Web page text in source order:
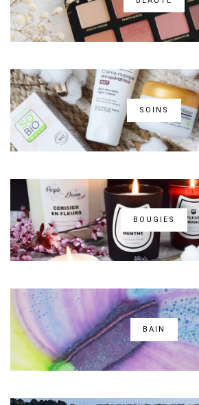
SOINS
BOUGIES
BAIN